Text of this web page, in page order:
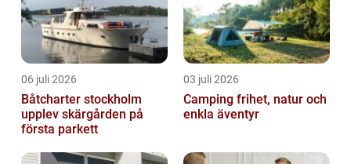
06 juli 2026
Båtcharter stockholm
upplev skärgården på
första parkett
03 juli 2026
Camping frihet, natur och
enkla äventyr